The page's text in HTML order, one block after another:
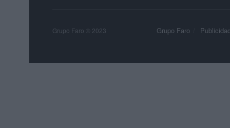
Grupo Faro Publicidad
Grupo Faro © 2023